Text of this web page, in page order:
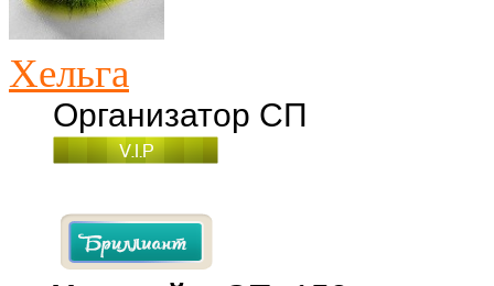
Хельга
Организатор СП